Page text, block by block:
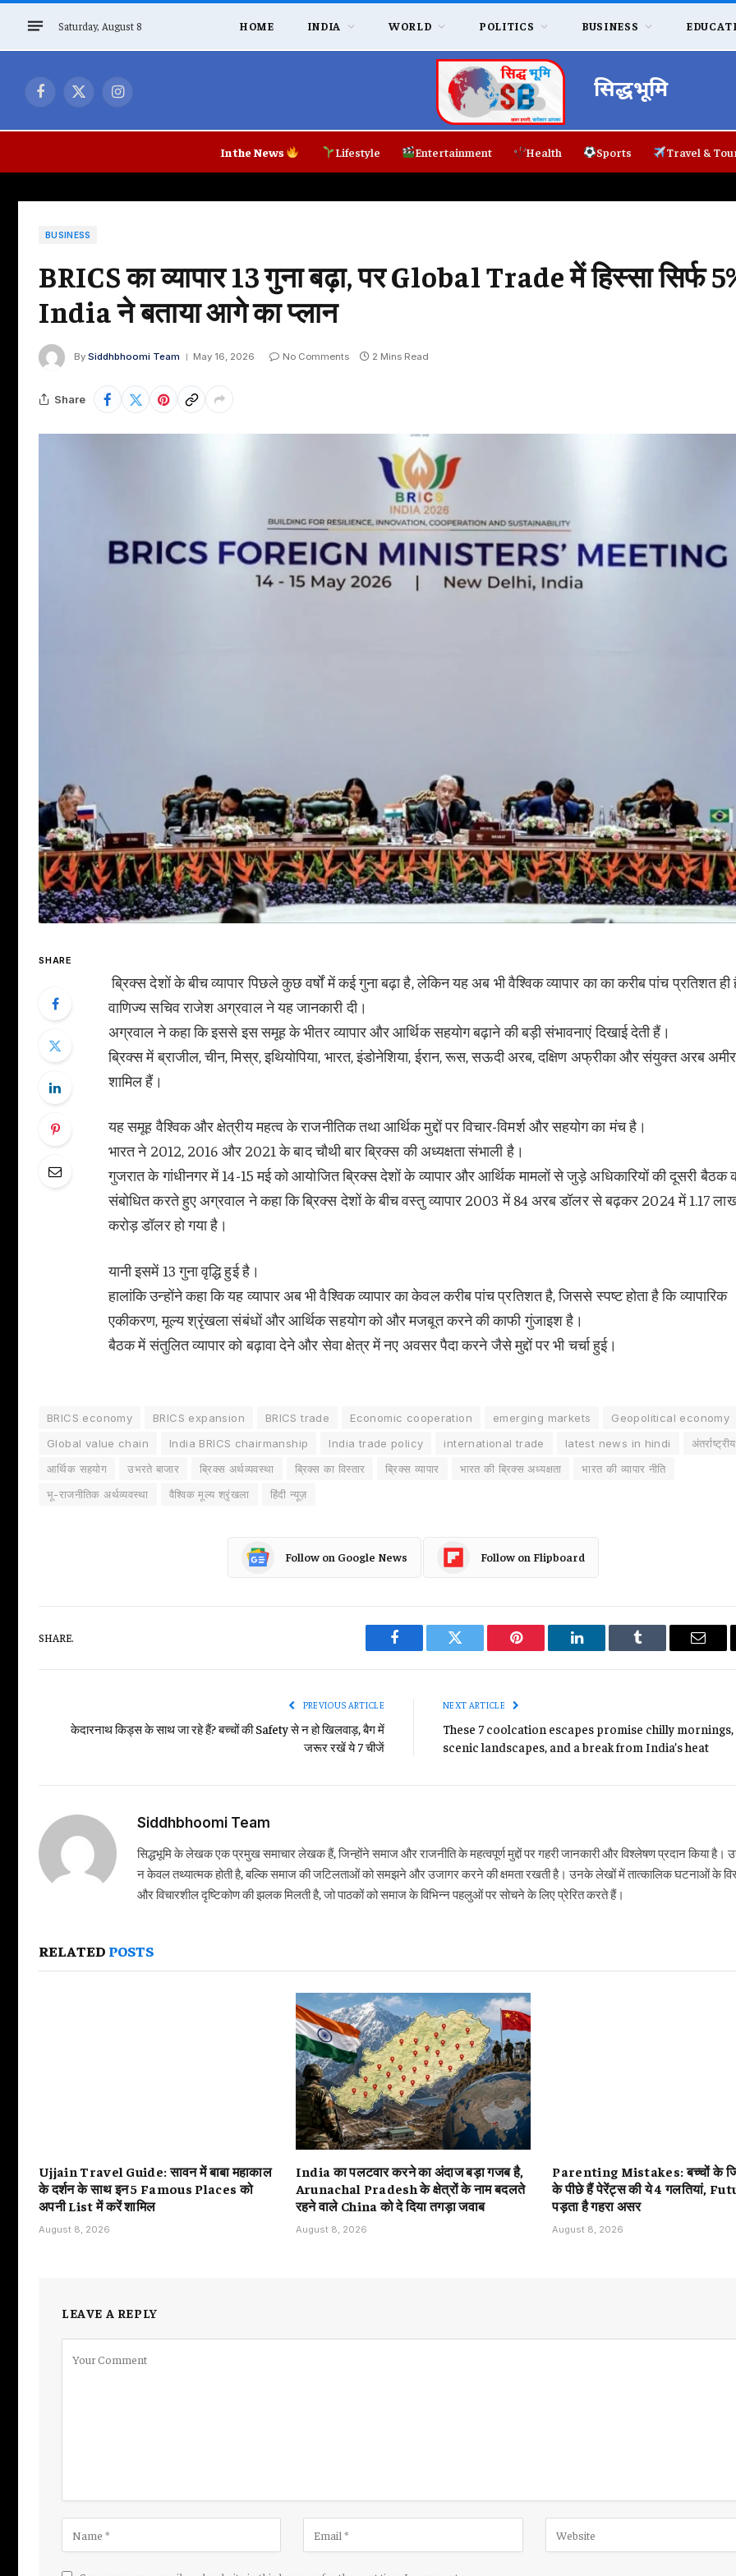
Saturday, August 8 HOME INDIA WORLD POLITICS BUSINESS
Facebook
X
Instagram सिद्धभूमि
In the News Lifestyle Entertainment Health Sports Travel &
BUSINESS
BRICS का व्यापार 13 गुना बढ़ा, पर Global Trade में हिस्सा सिर्फ
India ने बताया आगे का प्लान
By Siddhbhoomi Team May 16, 2026 No Comments 2 Mins Read
Share
SHARE
ब्रिक्स देशों के बीच व्यापार पिछले कुछ वर्षों में कई गुना बढ़ा है, लेकिन यह अब भी वैश्विक व्यापार का का करीब पांच प्रतिशत ही
वाणिज्य सचिव राजेश अग्रवाल ने यह जानकारी दी।
अग्रवाल ने कहा कि इससे इस समूह के भीतर व्यापार और आर्थिक सहयोग बढ़ाने की बड़ी संभावनाएं दिखाई देती हैं।
ब्रिक्स में ब्राजील, चीन, मिस्र, इथियोपिया, भारत, इंडोनेशिया, ईरान, रूस, सऊदी अरब, दक्षिण अफ्रीका और संयुक्त अरब
शामिल हैं।
यह समूह वैश्विक और क्षेत्रीय महत्व के राजनीतिक तथा आर्थिक मुद्दों पर विचार-विमर्श और सहयोग का मंच है।
भारत ने 2012, 2016 और 2021 के बाद चौथी बार ब्रिक्स की अध्यक्षता संभाली है।
गुजरात के गांधीनगर में 14-15 मई को आयोजित ब्रिक्स देशों के व्यापार और आर्थिक मामलों से जुड़े अधिकारियों की दूसरी बैठक
संबोधित करते हुए अग्रवाल ने कहा कि ब्रिक्स देशों के बीच वस्तु व्यापार 2003 में 84 अरब डॉलर से बढ़कर 2024 में 1.17
करोड़ डॉलर हो गया है।
यानी इसमें 13 गुना वृद्धि हुई है।
हालांकि उन्होंने कहा कि यह व्यापार अब भी वैश्विक व्यापार का केवल करीब पांच प्रतिशत है, जिससे स्पष्ट होता है कि व्यापारिक
एकीकरण, मूल्य श्रृंखला संबंधों और आर्थिक सहयोग को और मजबूत करने की काफी गुंजाइश है।
बैठक में संतुलित व्यापार को बढ़ावा देने और सेवा क्षेत्र में नए अवसर पैदा करने जैसे मुद्दों पर भी चर्चा हुई।
BRICS economy BRICS expansion BRICS trade Economic cooperation emerging markets
Geopolitical economy
Global value chain
India BRICS chairmanship India trade policy international trade latest news in hindi
आर्थिक सहयोग
उभरते बाजार ब्रिक्स अर्थव्यवस्था ब्रिक्स का विस्तार ब्रिक्स व्यापार भारत की ब्रिक्स अध्यक्षता
भारत की व्यापार नीति
भू-राजनीतिक अर्थव्यवस्था
वैश्विक मूल्य श्रृंखला हिंदी न्यूज़
Follow on Google News Follow on Flipboard
SHARE.
Facebook Twitter Pinterest LinkedIn Tumblr Email
PREVIOUS ARTICLE
केदारनाथ किड्स के साथ जा रहे हैं? बच्चों की Safety से न हो खिलवाड़, बैग में
जरूर रखें ये 7 चीजें
NEXT ARTICLE
These 7 coolcation escapes promise chilly mornings,
scenic landscapes, and a break from India’s heat
Siddhbhoomi Team
सिद्धभूमि के लेखक एक प्रमुख समाचार लेखक हैं, जिन्होंने समाज और राजनीति के महत्वपूर्ण मुद्दों पर गहरी जानकारी और विश्लेषण प्रदान किया है।
न केवल तथ्यात्मक होती है, बल्कि समाज की जटिलताओं को समझने और उजागर करने की क्षमता रखती है। उनके लेखों में तात्कालिक घटनाओं के
और विचारशील दृष्टिकोण की झलक मिलती है, जो पाठकों को समाज के विभिन्न पहलुओं पर सोचने के लिए प्रेरित करते हैं।
RELATED POSTS
Ujjain Travel Guide: सावन में बाबा महाकाल
के दर्शन के साथ इन 5 Famous Places को
अपनी List में करें शामिल
August 8, 2026
India का पलटवार करने का अंदाज बड़ा गजब है,
Arunachal Pradesh के क्षेत्रों के नाम बदलते
रहने वाले China को दे दिया तगड़ा जवाब
August 8, 2026
Parenting Mistakes: बच्चों के
के पीछे हैं पेरेंट्स की ये 4 गलतियां,
पड़ता है गहरा असर
August 8, 2026
LEAVE A REPLY